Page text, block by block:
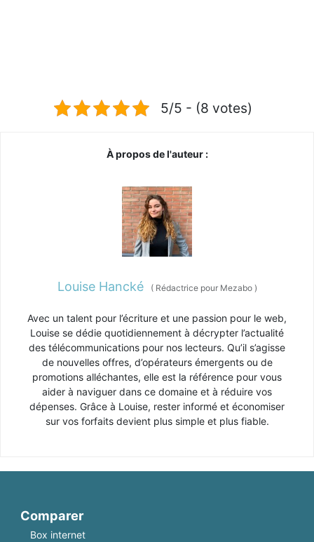
5/5 - (8 votes)
À propos de l'auteur :
Louise Hancké (Rédactrice pour Mezabo )
Avec un talent pour l’écriture et une passion pour le web,
Louise se dédie quotidiennement à décrypter l’actualité
des télécommunications pour nos lecteurs. Qu’il s’agisse
de nouvelles offres, d’opérateurs émergents ou de
promotions alléchantes, elle est la référence pour vous
aider à naviguer dans ce domaine et à réduire vos
dépenses. Grâce à Louise, rester informé et économiser
sur vos forfaits devient plus simple et plus fiable.
Comparer
Box internet